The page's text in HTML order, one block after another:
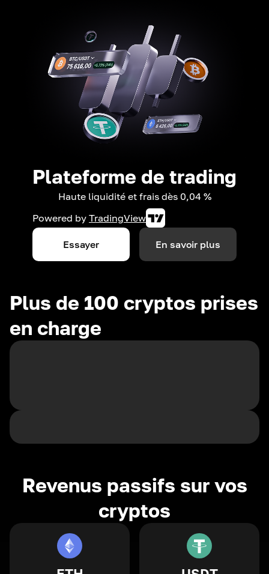
Plateforme de trading
Haute liquidité et frais dès 0,04 %
Powered by TradingView
Essayer En savoir plus
Plus de 100 cryptos prises
en charge
Revenus passifs sur vos
cryptos